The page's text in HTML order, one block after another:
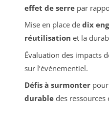
effet de serrepar
Mise en place de dix
réutilisation et la
Évaluation des impacts
sur l’événementiel.
Défis à surmonterpour
durabledes ressources